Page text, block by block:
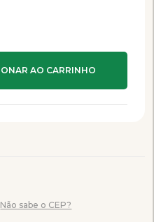
Não sabe o CEP?